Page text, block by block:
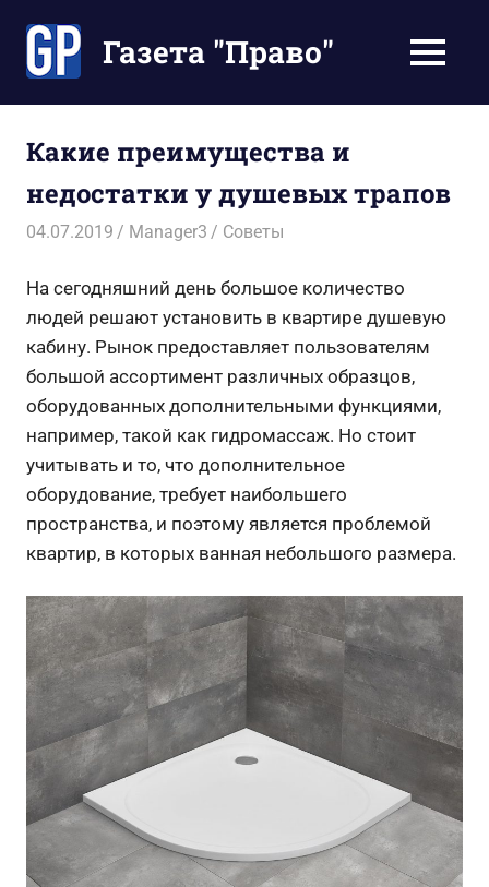
содержимомуГазета "Право"
экономят
Ваше
время
МЕНЮ
Какие преимущества и
недостатки у душевых трапов
04.07.2019 Manager3 Советы
На сегодняшний день большое количество
людей решают установить в квартире душевую
кабину. Рынок предоставляет пользователям
большой ассортимент различных образцов,
оборудованных дополнительными функциями,
например, такой как гидромассаж. Но стоит
учитывать и то, что дополнительное
оборудование, требует наибольшего
пространства, и поэтому является проблемой
квартир, в которых ванная небольшого размера.